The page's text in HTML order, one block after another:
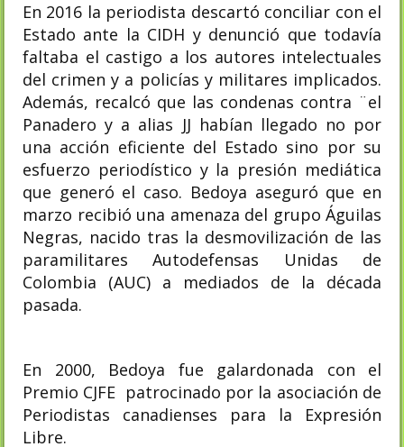
En 2016 la periodista descartó conciliar con el
Estado ante la CIDH y denunció que todavía
faltaba el castigo a los autores intelectuales
del crimen y a policías y militares implicados.
Además, recalcó que las condenas contra ¨el
Panadero y a alias JJ habían llegado no por
una acción eficiente del Estado sino por su
esfuerzo periodístico y la presión mediática
que generó el caso.​ Bedoya aseguró que en
marzo recibió una amenaza del grupo Águilas
Negras, nacido tras la desmovilización de las
paramilitares Autodefensas Unidas de
Colombia (AUC) a mediados de la década
pasada.
En 2000, Bedoya fue galardonada con el
Premio CJFE patrocinado por la asociación de
Periodistas canadienses para la Expresión
Libre.